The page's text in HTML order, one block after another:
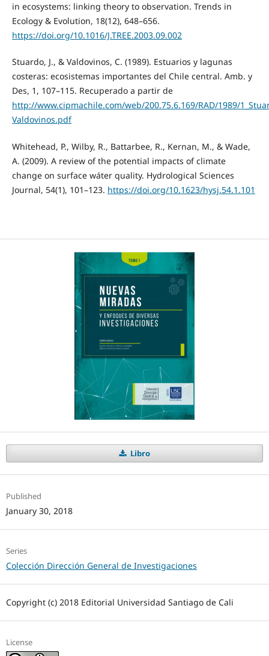
in ecosystems: linking theory to observation. Trends in
Ecology & Evolution, 18(12), 648–656.
https://doi.org/10.1016/J.TREE.2003.09.002
Stuardo, J., & Valdovinos, C. (1989). Estuarios y lagunas
costeras: ecosistemas importantes del Chile central. Amb. y
Des, 1, 107–115. Recuperado a partir de
http://www.cipmachile.com/web/200.75.6.169/RAD/1989/
Valdovinos.pdf
Whitehead, P., Wilby, R., Battarbee, R., Kernan, M., & Wade,
A. (2009). A review of the potential impacts of climate
change on surface wáter quality. Hydrological Sciences
Journal, 54(1), 101–123. https://doi.org/10.1623/hysj.54.1.101
Libro
Published
January 30, 2018
Series
Colección Dirección General de Investigaciones
Copyright (c) 2018 Editorial Universidad Santiago de Cali
License